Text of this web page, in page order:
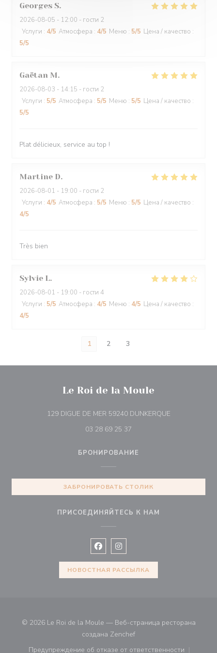
Georges S
2026-08-05 - 12:00 - гости 2
Услуги : 4/5 Атмосфера : 4/5 Меню : 5/5 Цена / качество :
5/5
Gaëtan M
2026-08-03 - 14:15 - гости 2
Услуги : 5/5 Атмосфера : 5/5 Меню : 5/5 Цена / качество :
5/5
Plat délicieux, service au top !
Martine D
2026-08-01 - 19:00 - гости 2
Услуги : 4/5 Атмосфера : 5/5 Меню : 5/5 Цена / качество :
4/5
Très bien
Sylvie L
2026-08-01 - 19:00 - гости 4
Услуги : 5/5 Атмосфера : 4/5 Меню : 4/5 Цена / качество :
4/5
1 2 3
Le Roi de la Moule
129 DIGUE DE MER 59240 DUNKERQUE
03 28 69 25 37
БРОНИРОВАНИЕ
ЗАБРОНИРОВАТЬ СТОЛИК
ПРИСОЕДИНЯЙТЕСЬ К НАМ
Facebook ((открывается в новом
Instagram ((открывается в
НОВОСТНАЯ РАССЫЛКА
© 2026 Le Roi de la Moule — Веб-страница ресторана
создана Zenchef((открывается в новом
Предупреждение об отказе от ответственности